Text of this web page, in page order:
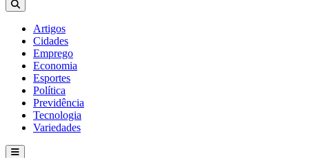
Artigos
Cidades
Emprego
Economia
Esportes
Política
Previdência
Tecnologia
Variedades